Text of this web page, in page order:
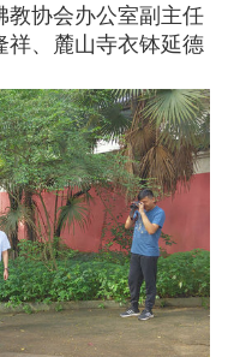
教协会办公室副主任
祥、麓山寺衣钵延德